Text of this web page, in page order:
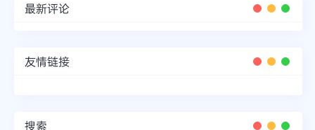
最新评论
友情链接
搜索